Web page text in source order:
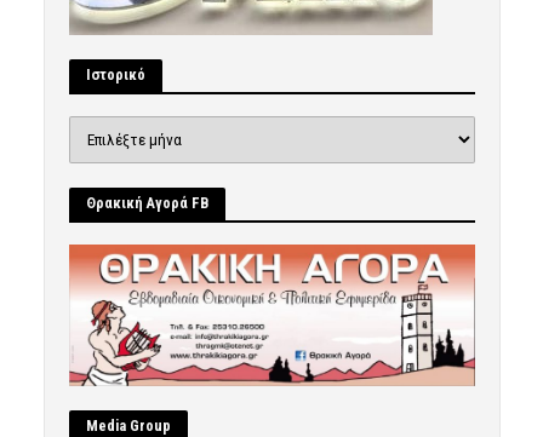
Ιστορικό
Θρακική Αγορά FB
Μedia Group